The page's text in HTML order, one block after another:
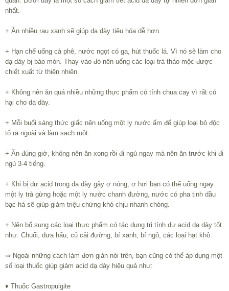
nhất.
+ Ăn nhiều rau xanh sẽ giúp dạ dày tiêu hóa dễ hơn.
+ Hạn chế uống cà phê, nước ngọt có ga, hút thuốc lá. Vì nó sẽ làm cho
dạ dày bị bào mòn. Thay vào đó nên uống các loại trà thảo mộc được
chiết xuất từ thiên nhiên.
+ Không nên ăn quá nhiều những thực phẩm có tính chua cay vì rất có
hại cho dạ dày.
+ Mỗi buổi sáng thức giấc nên uống một ly nước ấm để giúp loại bỏ độc
tố ra ngoài và làm sạch ruột.
+ Ăn đúng giờ, không nên ăn xong rồi đi ngủ ngay mà nên ăn trước khi đi
ngủ 3-4 tiếng.
+ Khi bị dư acid trong dạ dày gây ợ nóng, ợ hơi bạn có thể uống ngay
một ly trà gừng hoặc một ly nước chanh đường, nước có pha tinh dầu
bạc hà sẽ giúp giảm triệu chứng khó chịu nhanh chóng.
+ Nên bổ sung các loại thực phẩm có tác dụng trị tính dư acid dạ dày tốt
như: Chuối, dưa hấu, củ cải đường, bí xanh, bí ngô, các loại hạt khô.
⇒ Ngoài những cách làm đơn giản nói trên, bạn cũng có thể áp dụng một
số loại thuốc giúp giảm acid dạ dày hiệu quả như:
♦ Thuốc Gastropulgite